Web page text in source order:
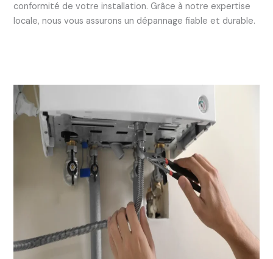
conformité de votre installation. Grâce à notre expertise
locale, nous vous assurons un dépannage fiable et durable.